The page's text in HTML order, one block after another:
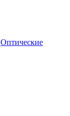
Оптические